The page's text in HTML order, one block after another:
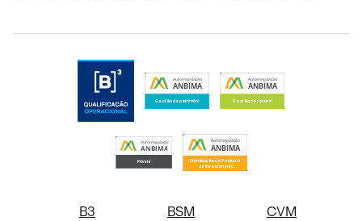
B3 BSM
CVM